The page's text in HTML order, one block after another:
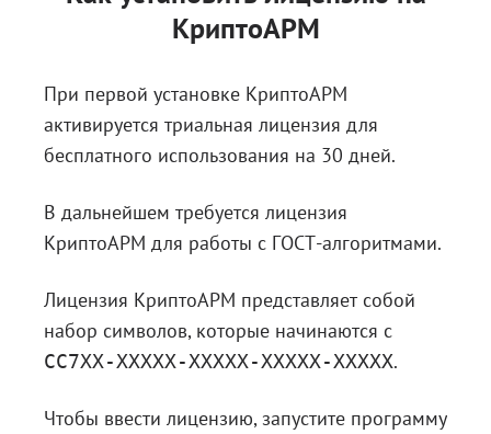
КриптоАРМ
При первой установке КриптоАРМ
активируется триальная лицензия для
бесплатного использования на 30 дней.
В дальнейшем требуется лицензия
КриптоАРМ для работы с ГОСТ-алгоритмами.
Лицензия КриптоАРМ представляет собой
набор символов, которые начинаются с
CC7ХХ-ХХХХХ-ХХХХХ-ХХХХХ-ХХХХХ.
Чтобы ввести лицензию, запустите программу